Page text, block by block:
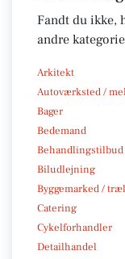
Fandt du ikke,
andre
Arkitekt
Autoværksted /
Bager
Bedemand
Behandlingstilbud
Biludlejning
Byggemarked /
Catering
Cykelforhandler
Detailhandel